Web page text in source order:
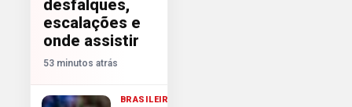
desfalques,
escalações e
onde assistir
53 minutos atrás
BRASILEIRÃO